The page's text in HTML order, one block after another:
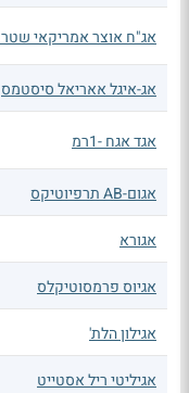
אג"ח אוצר אמריקאי שטר 3 שנים
אג-איגל אאריאל סיסטמס
אגד אגח -1רמ
אגום-AB תרפיוטיקס
אגורא
אגיוס פרמסוטיקלס
אגילון הלת'
אגיליטי ריל אסטייט